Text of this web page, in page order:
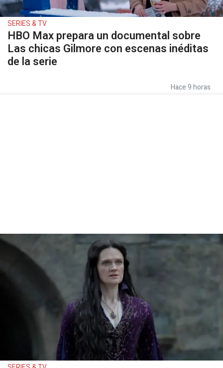
SERIES & TV
HBO Max prepara un documental sobre
Las chicas Gilmore con escenas inéditas
de la serie
Hace 9 horas